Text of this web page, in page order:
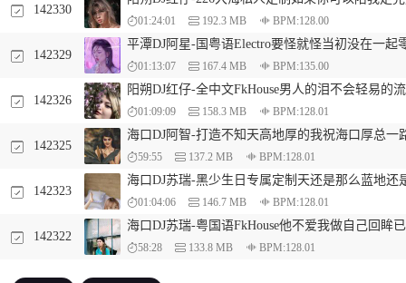
142330
01:24:01 192.3 MB BPM:128.00
142329
平潭DJ阿星-国粤语Electro要怪就怪当初没在一起
01:13:07 167.4 MB BPM:135.00
142326
阳朔DJ红仔-全中文FkHouse男人的泪不会轻易的
01:09:09 158.3 MB BPM:128.01
142325
海口DJ阿智-打造不知天高地厚的我祝海口厚总一
59:55 137.2 MB BPM:128.01
142323
海口DJ苏瑞-黑少生日专属定制天还是那么蓝地还
01:04:06 146.7 MB BPM:128.01
142322
海口DJ苏瑞-粤国语FkHouse他不爱我做自己回眸
58:28 133.8 MB BPM:128.01